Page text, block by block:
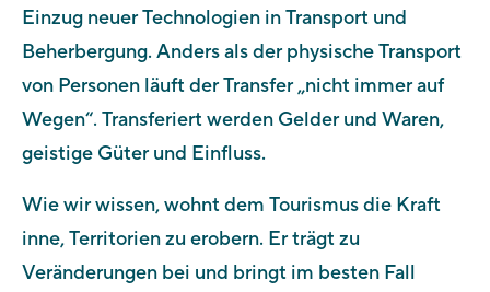
Einzug neuer Technologien in Transport und
Beherbergung. Anders als der physische Transport
von Personen läuft der Transfer „nicht immer auf
Wegen“. Transferiert werden Gelder und Waren,
geistige Güter und Einfluss.
Wie wir wissen, wohnt dem Tourismus die Kraft
inne, Territorien zu erobern. Er trägt zu
Veränderungen bei und bringt im besten Fall